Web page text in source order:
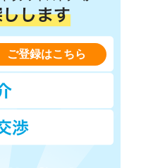
ご登録はこちら